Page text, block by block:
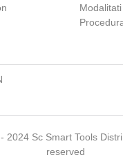
2024 Sc Smart Tools
reserved